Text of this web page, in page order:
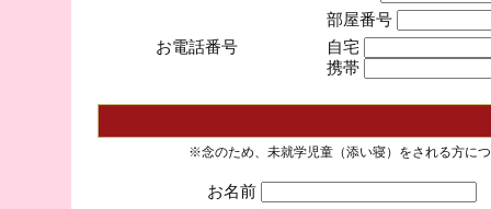
部屋番号
お電話番号
自宅
携帯
※念のため、未就学児童（添い寝）をされる方に
お名前